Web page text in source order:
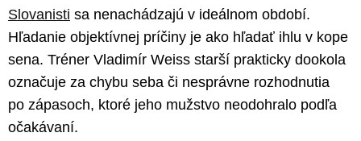
Slovanisti sa nenachádzajú v ideálnom období.
Hľadanie objektívnej príčiny je ako hľadať ihlu v kope
sena. Tréner Vladimír Weiss starší prakticky dookola
označuje za chybu seba či nesprávne rozhodnutia
po zápasoch, ktoré jeho mužstvo neodohralo podľa
očakávaní.